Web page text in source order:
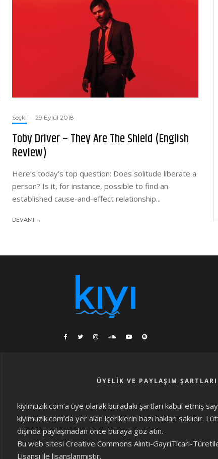
Seçki · 29 Eylül 2018
Toby Driver – They Are The Shield (English
Review)
Here’s today’s top question: Does solitude liberate a
person? Is it, for instance, possible to find an
established cause-and-effect relationship...
DEVAMI →
ÜYELIK VE PAYLAŞIM ŞARTLARI
kiyimuzik.com’a üye olarak buradaki şartları kabul etmiş
kiyimuzik.com’da yer alan içeriklerin bazı hakları saklıdır.
dışında paylaşmadan önce buraya göz atın.
Bu web sitesi Creative Commons Alıntı-GayriTicari-
Lisansı ile lisanslanmıştır.